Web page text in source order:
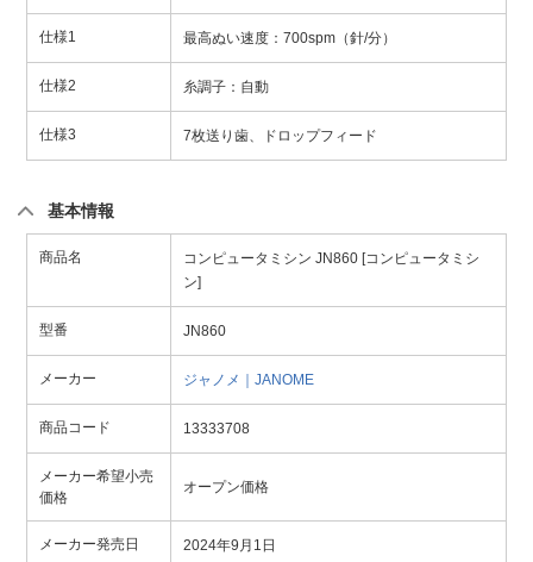
仕様1 最高ぬい速度：700spm（針/分）
仕様2 糸調子：自動
仕様3 7枚送り歯、ドロップフィード
基本情報
商品名
コンピュータミシン JN860 [コンピュータミシ
ン]
型番 JN860
メーカー ジャノメ｜JANOME
商品コード 13333708
メーカー希望小売
価格
オープン価格
メーカー発売日 2024年9月1日